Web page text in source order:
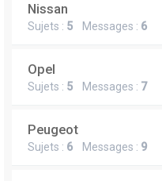
Nissan
Sujets : 5 Messages : 6
Opel
Sujets : 5 Messages : 7
Peugeot
Sujets : 6 Messages : 9